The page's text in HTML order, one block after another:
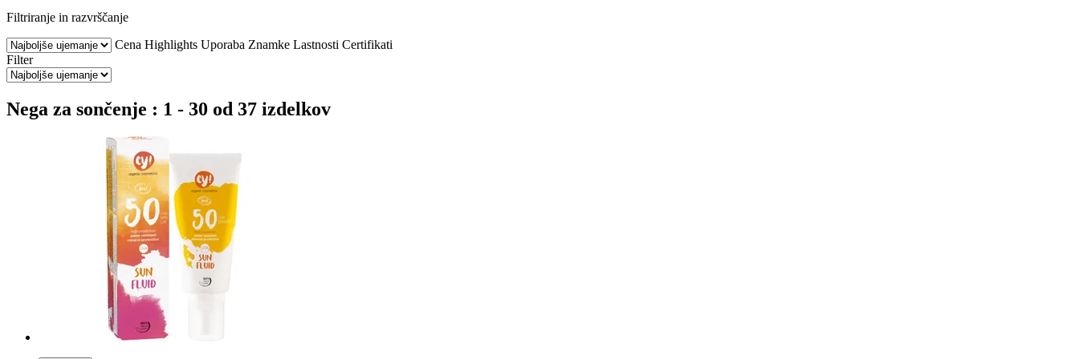
Filtriranje in razvrščanje
Cena Highlights Uporaba Znamke Lastnosti Certifikati
Filter
Nega za sončenje : 1 - 30 od 37 izdelkov